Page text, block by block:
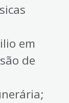
em
de